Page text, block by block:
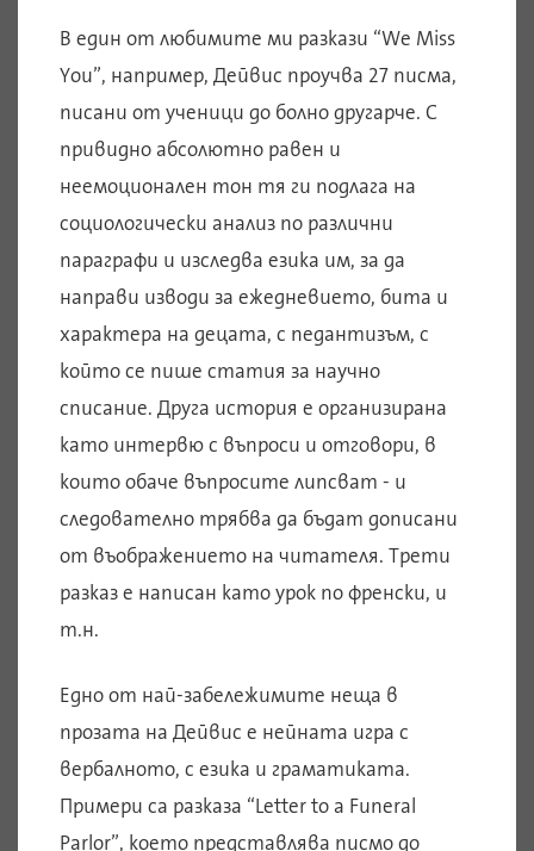
В един от любимите ми разкази “We Miss
You”, например, Дейвис проучва 27 писма,
писани от ученици до болно другарче. С
привидно абсолютно равен и
неемоционален тон тя ги подлага на
социологически анализ по различни
параграфи и изследва езика им, за да
направи изводи за ежедневието, бита и
характера на децата, с педантизъм, с
който се пише статия за научно
списание. Друга история е организирана
като интервю с въпроси и отговори, в
които обаче въпросите липсват - и
следователно трябва да бъдат дописани
от въображението на читателя. Трети
разказ е написан като урок по френски, и
т.н.
Едно от най-забележимите неща в
прозата на Дейвис е нейната игра с
вербалното, с езика и граматиката.
Примери са разказа “Letter to a Funeral
Parlor”, което представлява писмо до